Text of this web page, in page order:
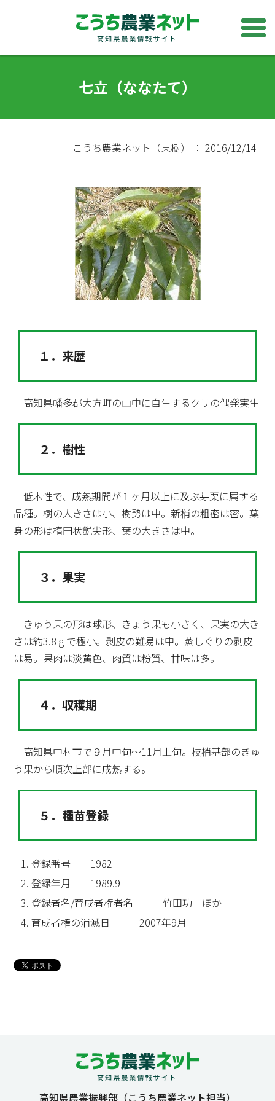
七立（ななたて）
こうち農業ネット（果樹） ： 2016/12/14
１．来歴
高知県幡多郡大方町の山中に自生するクリの偶発実生
２．樹性
低木性で、成熟期間が１ヶ月以上に及ぶ芽栗に属する
品種。樹の大きさは小、樹勢は中。新梢の粗密は密。葉
身の形は楕円状鋭尖形、葉の大きさは中。
３．果実
きゅう果の形は球形、きょう果も小さく、果実の大き
さは約3.8ｇで極小。剥皮の難易は中。蒸しぐりの剥皮
は易。果肉は淡黄色、肉質は粉質、甘味は多。
４．収穫期
高知県中村市で９月中旬～11月上旬。枝梢基部のきゅ
う果から順次上部に成熟する。
５．種苗登録
登録番号 1982
登録年月 1989.9
登録者名/育成者権者名 竹田功 ほか
育成者権の消滅日 2007年9月
高知県農業振興部（こうち農業ネット担当）